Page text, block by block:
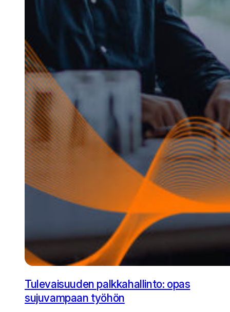
Tulevaisuuden palkkahallinto: opas
sujuvampaan työhön